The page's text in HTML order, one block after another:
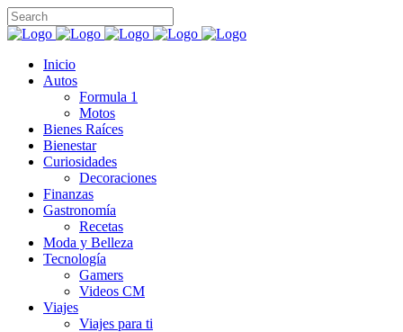
Inicio
Autos
Formula 1
Motos
Bienes Raíces
Bienestar
Curiosidades
Decoraciones
Finanzas
Gastronomía
Recetas
Moda y Belleza
Tecnología
Gamers
Videos CM
Viajes
Viajes para ti